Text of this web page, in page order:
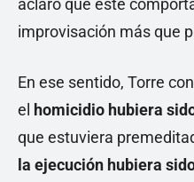
aclaró que este
improvisación más que
En ese sentido, Torre
el homicidio hubiera
que estuviera
la ejecución hubiera